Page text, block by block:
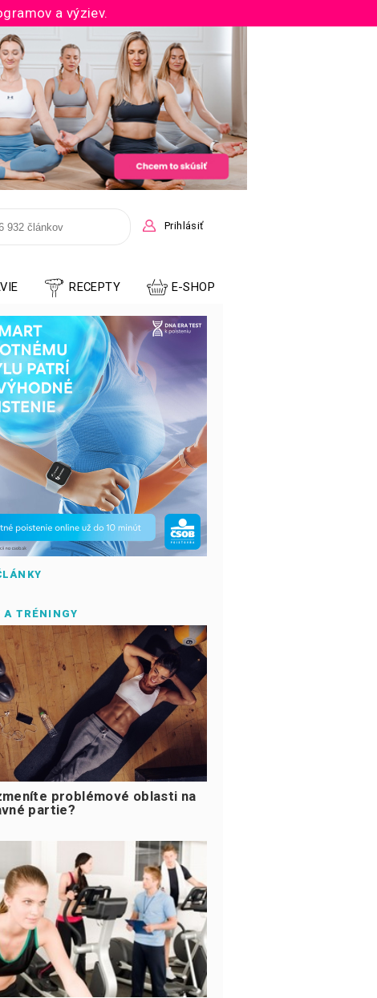
a výziev.
RECEPTY E-SHOP
Prihlásiť
A TRÉNINGY
problémové oblasti na
partie?